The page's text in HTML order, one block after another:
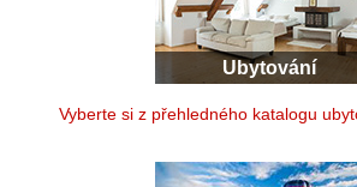
Ubytování
Vyberte si z přehledného katalogu